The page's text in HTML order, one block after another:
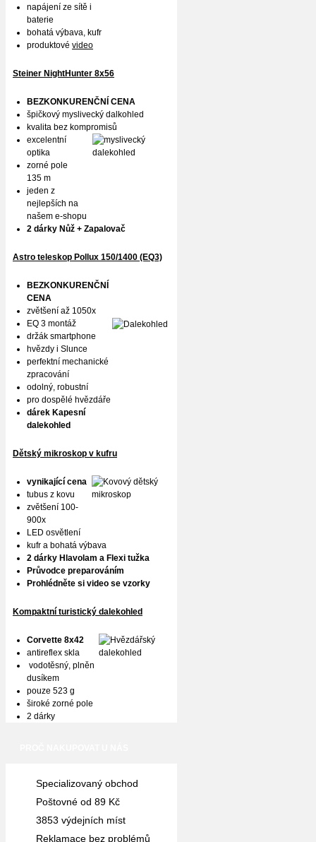
napájení ze sítě i
baterie
bohatá výbava, kufr
produktové video
Steiner NightHunter 8x56
BEZKONKURENČNÍ CENA
špičkový myslivecký dalkohled
kvalita bez kompromisů
excelentní
optika
zorné pole
135 m
jeden z
nejlepších na
našem e-shopu
2 dárky Nůž + Zapalovač
Astro teleskop Pollux 150/1400 (EQ3)
BEZKONKURENČNÍ
CENA
zvětšení až 1050x
EQ 3 montáž
držák smartphone
hvězdy i Slunce
perfektní mechanické
zpracování
odolný, robustní
pro dospělé hvězdáře
dárek Kapesní
dalekohled
Dětský mikroskop v kufru
vynikající cena
tubus z kovu
zvětšení 100-
900x
LED osvětlení
kufr a bohatá výbava
2 dárky Hlavolam a Flexi tužka
Průvodce preparováním
Prohlédněte si video se vzorky
Kompaktní turistický dalekohled
Corvette 8x42
antireflex skla
vodotěsný, plněn
dusíkem
pouze 523 g
široké zorné pole
2 dárky
Specializovaný obchod
Poštovné od 89 Kč
3853 výdejních míst
Reklamace bez problémů